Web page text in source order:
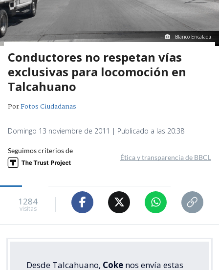
Blanco Encalada
Conductores no respetan vías
exclusivas para locomoción en
Talcahuano
PorFotos Ciudadanas
Domingo 13 noviembre de 2011 | Publicado a las 20:38
Seguimos criterios de
Ética y transparencia de BBCL
1284
visitas
Desde Talcahuano, Coke nos envía estas